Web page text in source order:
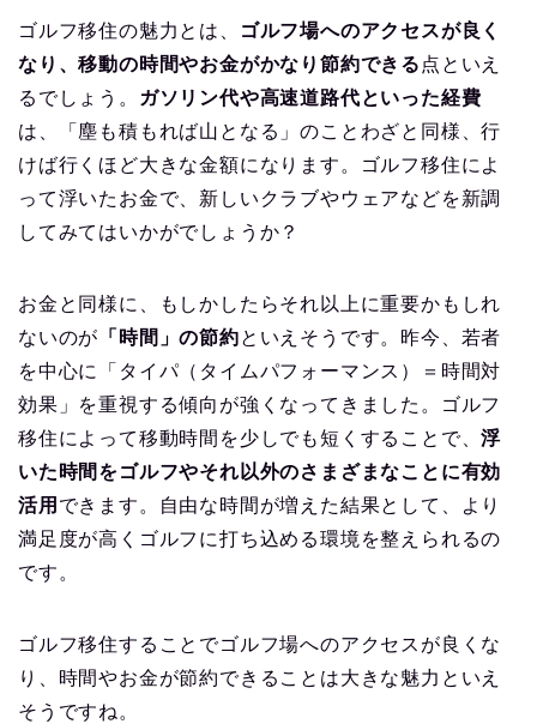
ゴルフ移住の魅力とは、
ゴルフ場へのアクセスが良く
なり、移動の時間やお金がかなり節約できる 点といえ
るでしょう。
ガソリン代や高速道路代といった経費
は、「塵も積もれば山となる」のことわざと同様、行
けば行くほど大きな金額になります。ゴルフ移住によ
って浮いたお金で、新しいクラブやウェアなどを新調
してみてはいかがでしょうか？
お金と同様に、もしかしたらそれ以上に重要かもしれ
ないのが 「時間」の節約といえそうです。昨今、若者
を中心に「タイパ（タイムパフォーマンス）＝時間対
効果」を重視する傾向が強くなってきました。ゴルフ
移住によって移動時間を少しでも短くすることで、浮
いた時間をゴルフやそれ以外のさまざまなことに有効
活用 できます。自由な時間が増えた結果として、より
満足度が高くゴルフに打ち込める環境を整えられるの
です。
ゴルフ移住することでゴルフ場へのアクセスが良くな
り、時間やお金が節約できることは大きな魅力といえ
そうですね。